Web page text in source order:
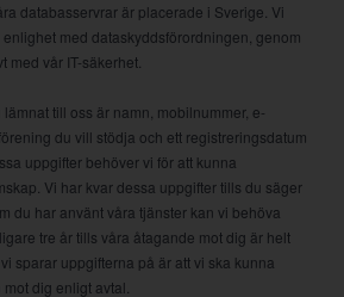
databasservrar är placerade i Sverige. Vi
med dataskyddsförordningen, genom
med vår IT-säkerhet.
till oss är namn, mobilnummer, e-
du vill stödja och ett registreringsdatum
uppgifter behöver vi för att kunna
Vi har kvar dessa uppgifter tills du säger
du har använt våra tjänster kan vi behöva
tre år tills våra åtagande mot dig är helt
sparar uppgifterna på är att vi ska kunna
dig enligt avtal.